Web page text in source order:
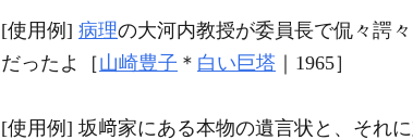
[使用例] 病理の大河内教授が委員長で侃々諤
だったよ［山崎豊子 ＊ 白い巨塔 ｜1965］
[使用例] 坂﨑家にある本物の遺言状と、それ